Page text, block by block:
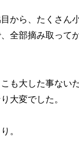
から、たくさん
全部摘み取って
も大した事ない
大変でした。
。